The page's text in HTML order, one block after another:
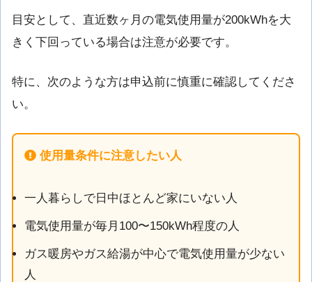
目安として、直近数ヶ月の電気使用量が200kWhを大
きく下回っている場合は注意が必要です。
特に、次のような方は申込前に慎重に確認してくださ
い。
使用量条件に注意したい人
一人暮らしで日中ほとんど家にいない人
電気使用量が毎月100〜150kWh程度の人
ガス暖房やガス給湯が中心で電気使用量が少ない
人